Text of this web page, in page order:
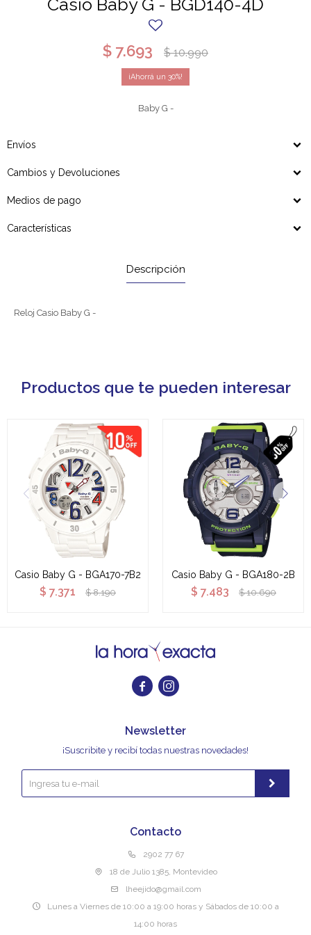
Casio Baby G - BGD140-4D
$ 7.693 $ 10.990
30
Baby G -
Envíos
Cambios y Devoluciones
Medios de pago
Características
Descripción
Reloj Casio Baby G -
Productos que te pueden interesar
Casio Baby G - BGA170-7B2
$ 7.371 $ 8.190
Casio Baby G - BGA180-2B
$ 7.483 $ 10.690
 
Contacto
2902 77 67
18 de Julio 1385, Montevideo
lheejido@gmail.com
Lunes a Viernes de 10:00 a 19:00 horas y Sábados de 10:00 a
14:00 horas
Newsletter
¡Suscribite y recibí todas nuestras novedades!